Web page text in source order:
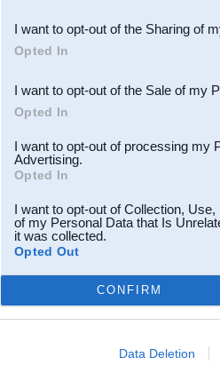
Downstream Participants
third parties.
I want to opt-out of the Sharing of
Opted In
I want to opt-out of the Sale of my
Opted In
I want to opt-out of processing my
Advertising.
Opted In
I want to opt-out of Collection,
of my Personal Data that Is
it was collected.
Opted Out
CONFIRM
Data Deletion